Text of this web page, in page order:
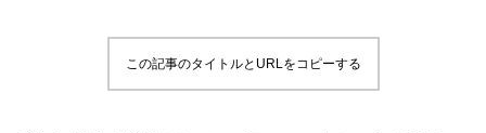
この記事のタイトルとURLをコピーする